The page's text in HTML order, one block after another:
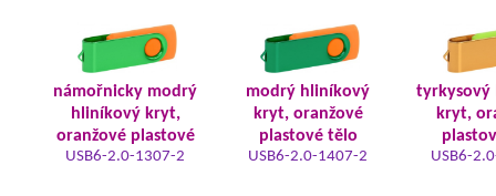
námořnicky modrý
hliníkový kryt,
oranžové plastové
USB6-2.0-1307-2
modrý hliníkový
kryt, oranžové
plastové tělo
USB6-2.0-1407-2
tyrkysový
kryt,
USB6-